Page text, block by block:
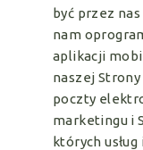
być przez
nam
aplikacji
naszej
poczty
marketingu i
których